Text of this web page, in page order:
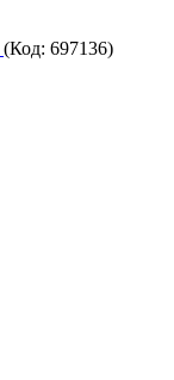
(Код: 697136)